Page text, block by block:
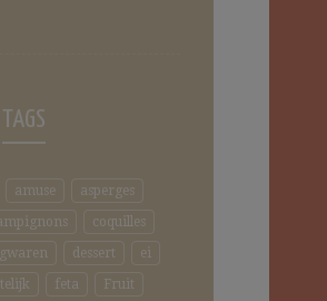
TAGS
amuse
asperges
coquilles
dessert
ei
feta
Fruit